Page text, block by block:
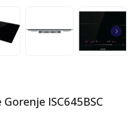
ISC645BSC